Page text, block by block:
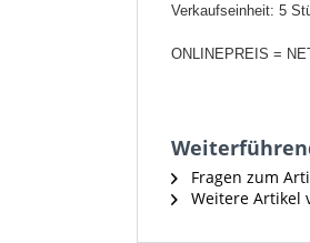
Verkaufseinheit: 5
ONLINEPREIS =
Fragen zum
Weitere Artikel